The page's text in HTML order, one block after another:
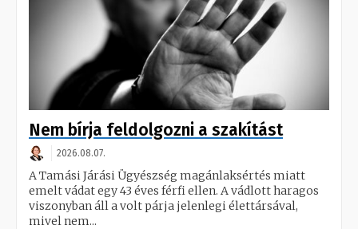
Nem bírja feldolgozni a szakítást
2026.08.07.
A Tamási Járási Ügyészség magánlaksértés miatt
emelt vádat egy 43 éves férfi ellen. A vádlott haragos
viszonyban áll a volt párja jelenlegi élettársával,
mivel nem...